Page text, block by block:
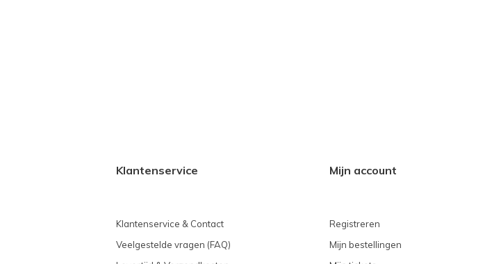
Klantenservice
Klantenservice & Contact
Veelgestelde vragen (FAQ)
Mijn account
Registreren
Mijn bestellingen